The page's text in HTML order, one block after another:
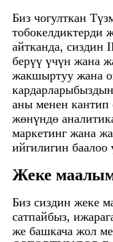
Биз чогулткан
тобокелдиктерди
айтканда, сиздин
берүү үчүн жана
жакшыртуу жана
аны менен кантип
жөнүндө
маркетинг жана
ийгилигин баалоо
Жеке
Биз сиздин жеке
сатпайбыз,
же башкача жол